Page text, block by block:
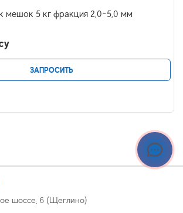
мешок 5 кг фракция 2,0-5,0 мм
ЗАПРОСИТЬ
шоссе, 6 (Щеглино)